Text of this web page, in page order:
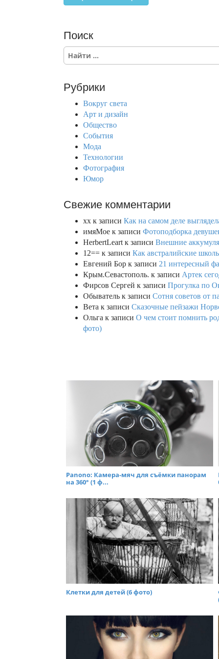
Поиск
S
e
c
Рубрики
Вокруг света
Арт и дизайн
Общество
События
Мода
Технологии
Фотография
Юмор
Свежие комментарии
xx к записи Как на самом деле
имяМое к записи Фотоподборка
HerbertLeartк записи Внешние
12== к записи Как австралийские
Евгений Бор к записи 21 интересный
Крым.Севастополь. к записи Артек
Фирсов Сергей к записи Прогулка по
Обыватель к записи Сотня советов от
Вета к записи Сказочные пейзажи
Ольга к записи О чем стоит помнить
фото)
Panono: Камера-мяч для съёмки панорам
на 360° (1 ф...
Клетки для детей (6 фото)